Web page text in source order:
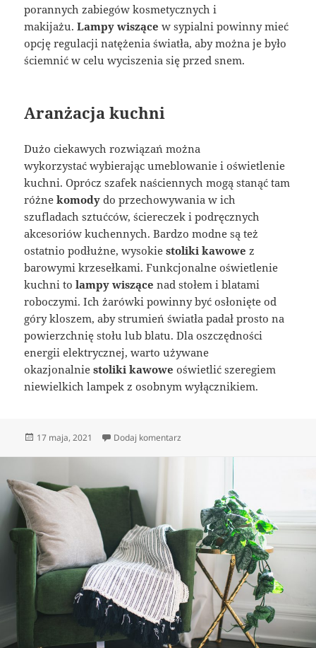
porannych zabiegów kosmetycznych i
makijażu.Lampy wiszące w sypialni powinny mieć
opcję regulacji natężenia światła, aby można je było
ściemnić w celu wyciszenia się przed snem.
Aranżacja kuchni
Dużo ciekawych rozwiązań można
wykorzystać wybierając umeblowanie i oświetlenie
kuchni. Oprócz szafek naściennych mogą stanąć tam
różnekomody do przechowywania w ich
szufladach sztućców, ściereczek i podręcznych
akcesoriów kuchennych. Bardzo modne są też
ostatnio podłużne, wysokiestoliki kawowe z
barowymi krzesełkami. Funkcjonalne oświetlenie
kuchni to lampy wiszące nad stołem i blatami
roboczymi. Ich żarówki powinny być osłonięte od
góry kloszem, aby strumień światła padał prosto na
powierzchnię stołu lub blatu. Dla oszczędności
energii elektrycznej, warto używane
okazjonalnie stoliki kawowe oświetlić szeregiem
niewielkich lampek z osobnym wyłącznikiem.
Opublikowano
17 maja, 2021 Dodaj komentarz